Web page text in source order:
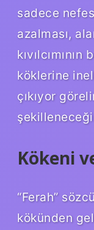
sadece
azalması,
köklerine
çıkıyor
Kökeni
“Ferah”
kökünden